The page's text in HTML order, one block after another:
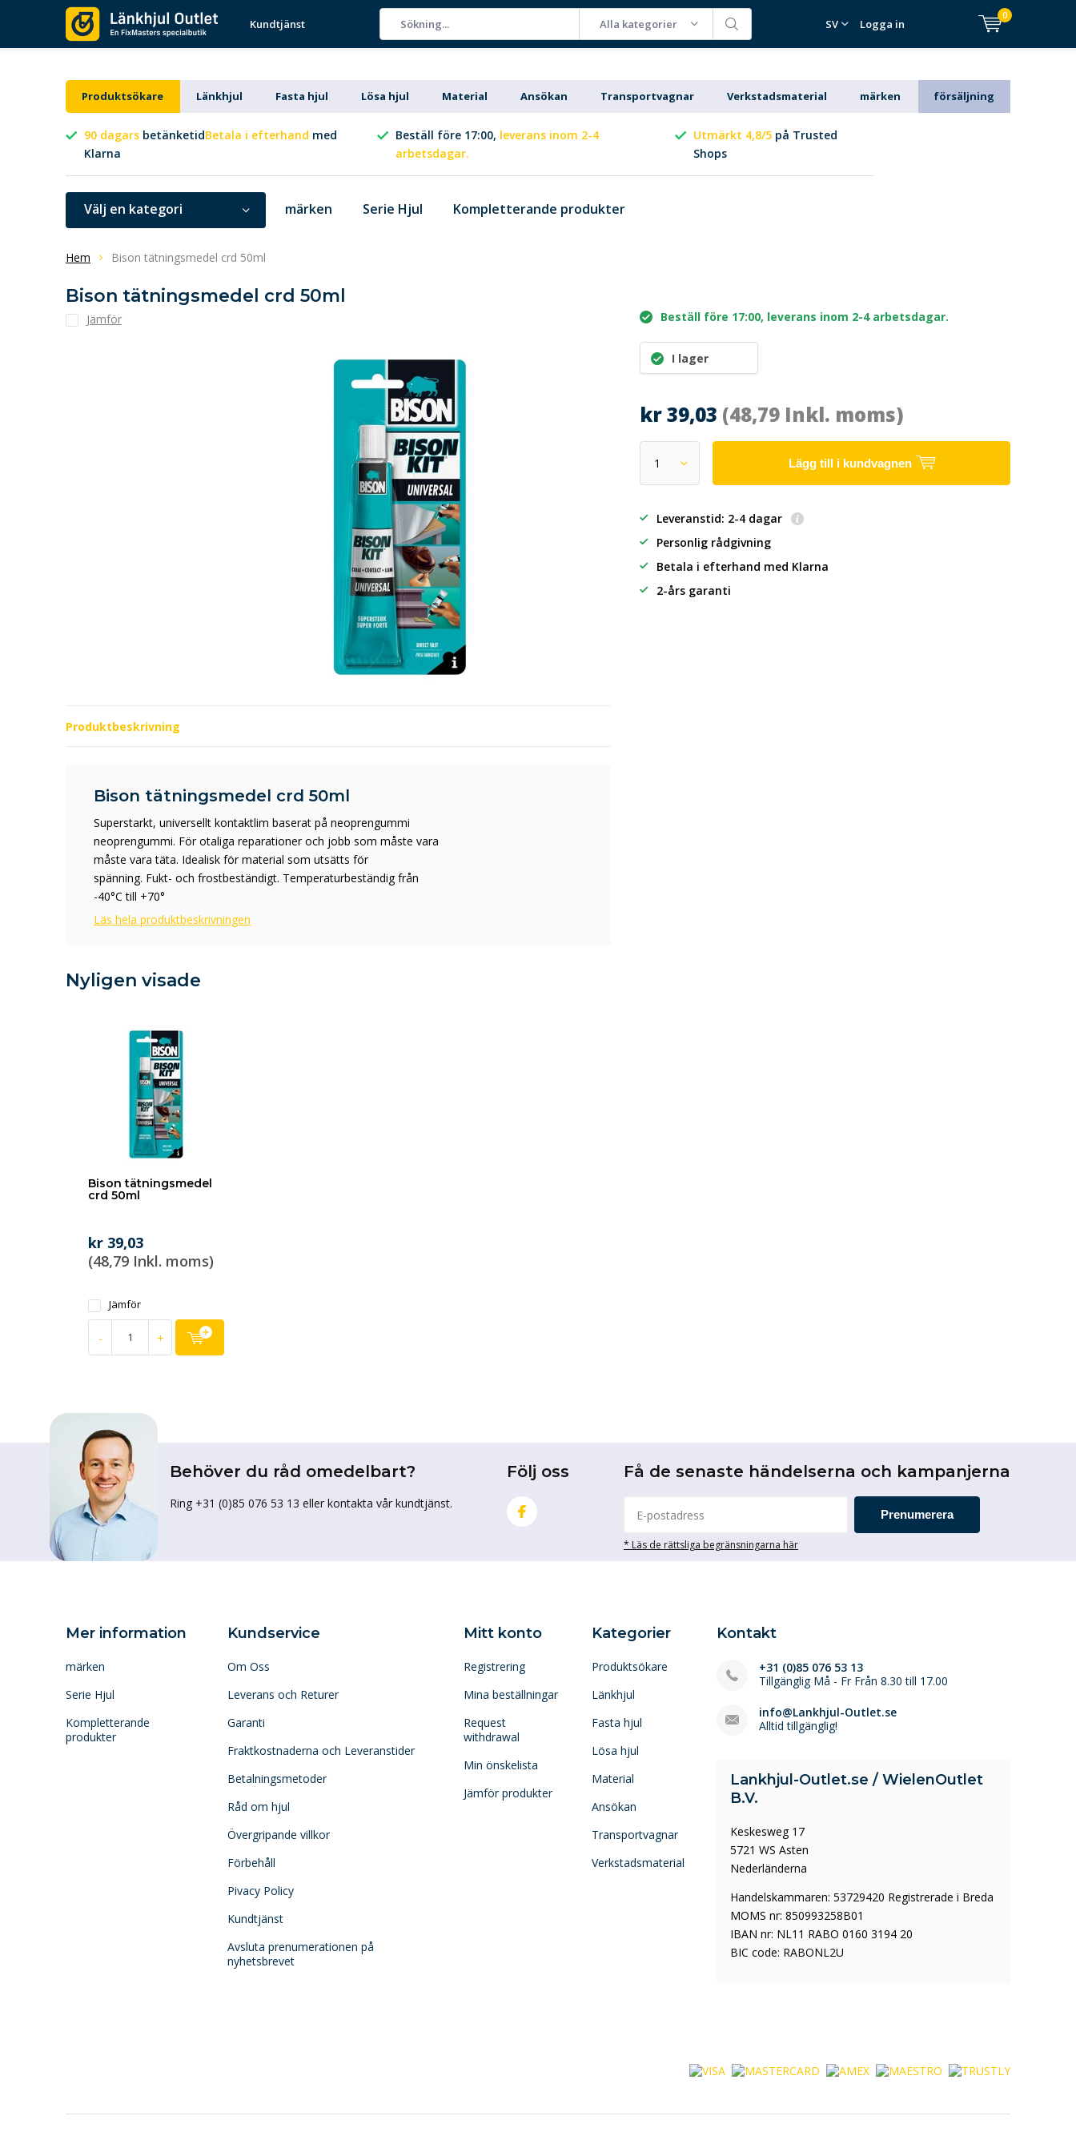
Kundtjänst Alla kategorier SV Logga in
0
Produktsökare Länkhjul Fasta hjul Lösa hjul Material Ansökan Transportvagnar Verkstadsmaterial märken försäljning
90 dagars betänketidBetala i efterhand med
Klarna
Beställ före 17:00, leverans inom 2-4
arbetsdagar.
Utmärkt 4,8/5 på Trusted
Shops
Välj en kategori märken Serie Hjul Kompletterande produkter
Hem Bison tätningsmedel crd 50ml
Bison tätningsmedel crd 50ml
Jämför Beställ före 17:00, leverans inom 2-4 arbetsdagar.
I lager
kr 39,03 (48,79 Inkl. moms)
Lägg till i kundvagnen
Leveranstid: 2-4 dagar
Personlig rådgivning
Betala i efterhand med Klarna
2-års garanti
Produktbeskrivning
Bison tätningsmedel crd 50ml
Superstarkt, universellt kontaktlim baserat på neoprengummi
neoprengummi. För otaliga reparationer och jobb som måste vara
måste vara täta. Idealisk för material som utsätts för
spänning. Fukt- och frostbeständigt. Temperaturbeständig från
-40°C till +70°
Läs hela produktbeskrivningen
Nyligen visade
Bison tätningsmedel
crd 50ml
kr 39,03
(48,79 Inkl. moms)
Jämför
- +
Behöver du råd omedelbart?
Ring +31 (0)85 076 53 13 eller kontakta vår kundtjänst.
Följ oss Få de senaste händelserna och kampanjerna
Prenumerera
* Läs de rättsliga begränsningarna här
Mer information
märken
Serie Hjul
Kompletterande
produkter
Kundservice
Om Oss
Leverans och Returer
Garanti
Fraktkostnaderna och Leveranstider
Betalningsmetoder
Råd om hjul
Övergripande villkor
Förbehåll
Pivacy Policy
Kundtjänst
Avsluta prenumerationen på
nyhetsbrevet
Mitt konto
Registrering
Mina beställningar
Request
withdrawal
Min önskelista
Jämför produkter
Kategorier
Produktsökare
Länkhjul
Fasta hjul
Lösa hjul
Material
Ansökan
Transportvagnar
Verkstadsmaterial
Kontakt
+31 (0)85 076 53 13
Tillgänglig Må - Fr Från 8.30 till 17.00
info@Lankhjul-Outlet.se
Alltid tillgänglig!
Lankhjul-Outlet.se / WielenOutlet
B.V.
Keskesweg 17
5721 WS Asten
Nederländerna
Handelskammaren: 53729420 Registrerade i Breda
MOMS nr: 850993258B01
IBAN nr: NL11 RABO 0160 3194 20
BIC code: RABONL2U